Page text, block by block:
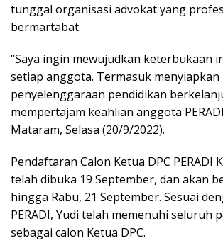
tunggal organisasi advokat yang
bermartabat.
“Saya ingin mewujudkan keterbukaan
setiap anggota. Termasuk menyiapkan
penyelenggaraan pendidikan
mempertajam keahlian anggota
Mataram, Selasa (20/9/2022).
Pendaftaran Calon Ketua DPC PERADI
telah dibuka 19 September, dan akan
hingga Rabu, 21 September. Sesuai
PERADI, Yudi telah memenuhi seluruh
sebagai calon Ketua DPC.